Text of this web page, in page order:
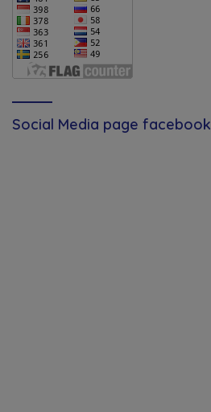
Social Media page facebook